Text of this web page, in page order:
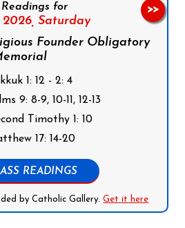
Readings for
Saturday
Founder Obligatory
1: 12 - 2: 4
9: 8-9, 10-11, 12-13
Timothy 1: 10
17: 14-20
READINGS
by Catholic Gallery.Get it here
>>